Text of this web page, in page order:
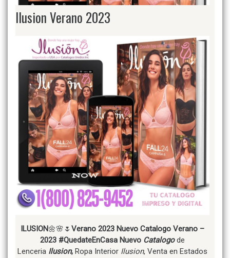
Ilusion Verano 2023
ILUSION🌼🌸🌷Verano 2023 Nuevo Catalogo Verano –
2023 #QuedateEnCasa Nuevo Catalogode
Lenceria Ilusion, Ropa Interior Ilusion, Venta en Estados